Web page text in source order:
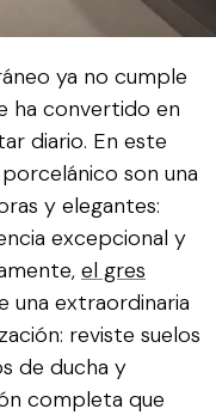
ya no cumple
ha convertido en
diario. En este
son una
y elegantes:
excepcional y
el gres
una extraordinaria
reviste suelos
de ducha y
completa que